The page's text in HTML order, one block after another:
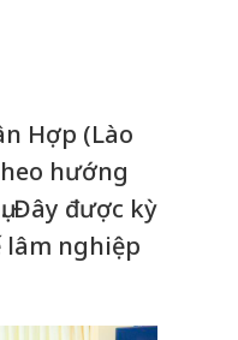
Hợp (Lào
hướng
Đây được kỳ
nghiệp